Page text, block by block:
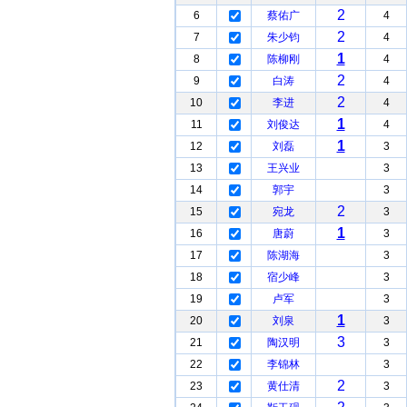
6 蔡佑广 2
4
7
朱少钧 2
4
8
陈柳刚 1
4
9
白涛 2
4
10
李进 2
4
11
刘俊达 1
4
12
刘磊 1
3
13
王兴业
3
14
郭宇
3
15
宛龙 2
3
16
唐蔚 1
3
17
陈湖海
3
18
宿少峰
3
19
卢军
3
20
刘泉 1
3
21
陶汉明 3
3
22
李锦林
3
23
黄仕清 2
3